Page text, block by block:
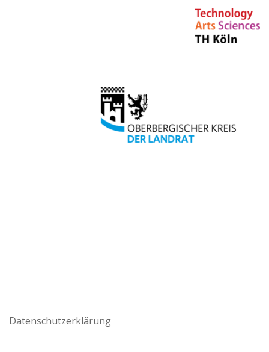
Datenschutzerklärung